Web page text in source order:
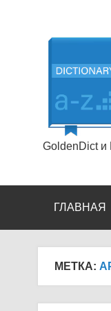
GoldenDict и
ГЛАВНАЯ
МЕТКА: